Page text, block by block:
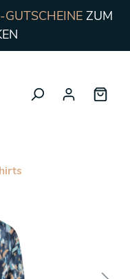
GUTSCHEINE ZUM